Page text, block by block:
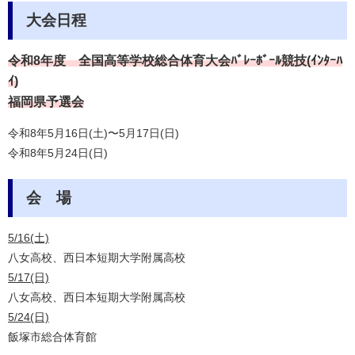
大会日程
令和8年度全国高等学校総合体育大会ﾊﾞﾚｰﾎﾞｰﾙ競技(ｲﾝﾀｰﾊ
ｲ)
福岡県予選会
令和8年5月16日(土)〜5月17日(日)
令和8年5月24日(日)
会 場
5/16(土)
八女高校、西日本短期大学附属高校
5/17(日)
八女高校、西日本短期大学附属高校
5/24(日)
飯塚市総合体育館